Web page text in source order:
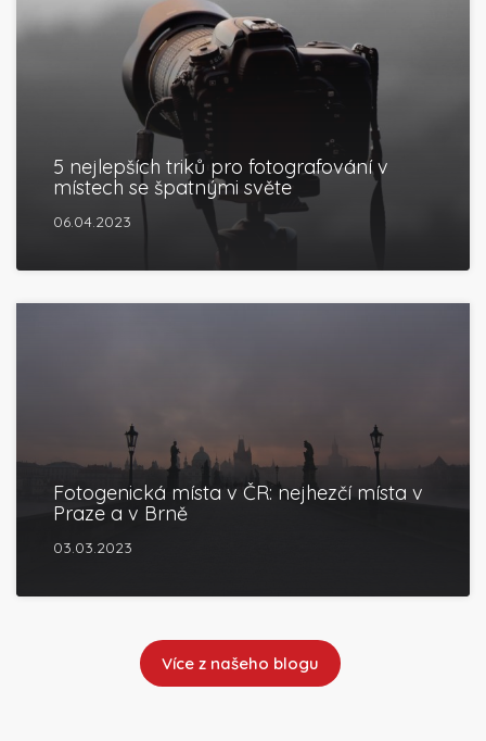
5 nejlepších triků pro fotografování v
místech se špatnými světe
06.04.2023
Fotogenická místa v ČR: nejhezčí místa v
Praze a v Brně
03.03.2023
Více z našeho blogu